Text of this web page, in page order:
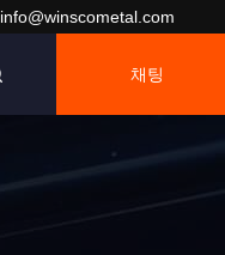
info@winscometal.com
채팅